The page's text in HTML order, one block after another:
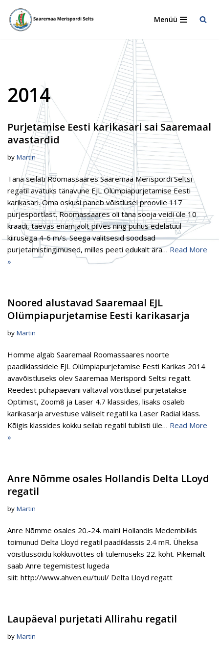
Skip
Menüü
2014
Purjetamise Eesti karikasari sai Saaremaal
avastardid
by Martin
Täna seilati Roomassaares Saaremaa Merispordi Seltsi
regatil avatuks tänavune EJL Olümpiapurjetamise Eesti
karikasari. Oma oskusi paneb võistlusel proovile 117
purjesportlast. Roomassaares oli täna sooja veidi üle 10
kraadi, taevas enamjaolt pilves ning puhus edelatuul
kiirusega 4-6 m/s. Seega valitsesid soodsad
purjetamistingimused, milles peeti edukalt ära…Read More
»
Noored alustavad Saaremaal EJL
Olümpiapurjetamise Eesti karikasarja
by Martin
Homme algab Saaremaal Roomassaares noorte
paadiklassidele EJL Olümpiapurjetamise Eesti Karikas 2014
avavõistluseks olev Saaremaa Merispordi Seltsi regatt.
Reedest pühapäevani vältaval võistlusel purjetatakse
Optimist, Zoom8 ja Laser 4.7 klassides, lisaks osaleb
karikasarja arvestuse väliselt regatil ka Laser Radial klass.
Kõigis klassides kokku seilab regatil tublisti üle… Read More
»
Anre Nõmme osales Hollandis Delta LLoyd
regatil
by Martin
Anre Nõmme osales 20.-24. maini Hollandis Medemblikis
toimunud Delta Lloyd regatil paadiklassis 2.4 mR. Üheksa
võistlussõidu kokkuvõttes oli tulemuseks 22. koht. Pikemalt
saab Anre tegemistest lugeda
siit: http://www.ahven.eu/tuul/ Delta Lloyd regatt
Laupäeval purjetati Allirahu regatil
by Martin